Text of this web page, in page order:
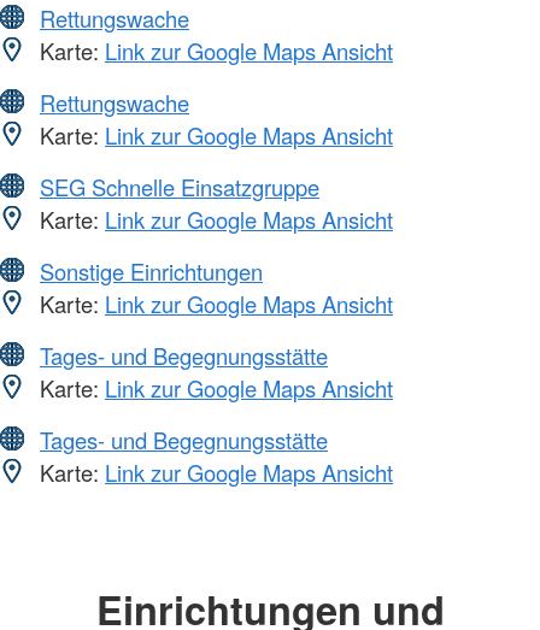
Rettungswache
Karte: Link zur Google Maps Ansicht
Rettungswache
Karte: Link zur Google Maps Ansicht
SEG Schnelle Einsatzgruppe
Karte: Link zur Google Maps Ansicht
Sonstige Einrichtungen
Karte: Link zur Google Maps Ansicht
Tages- und Begegnungsstätte
Karte: Link zur Google Maps Ansicht
Tages- und Begegnungsstätte
Karte: Link zur Google Maps Ansicht
Einrichtungen und